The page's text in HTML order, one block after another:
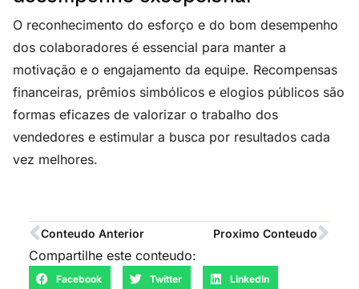
O reconhecimento do esforço e do bom desempenho
dos colaboradores é essencial para manter a
motivação e o engajamento da equipe. Recompensas
financeiras, prêmios simbólicos e elogios públicos são
formas eficazes de valorizar o trabalho dos
vendedores e estimular a busca por resultados cada
vez melhores.
Conteudo Anterior Proximo Conteudo
Compartilhe este conteudo:
Facebook Twitter LinkedIn